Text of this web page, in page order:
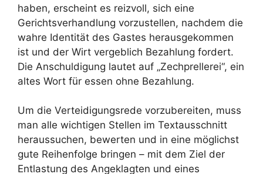
haben, erscheint es reizvoll, sich eine
Gerichtsverhandlung vorzustellen, nachdem die
wahre Identität des Gastes herausgekommen
ist und der Wirt vergeblich Bezahlung fordert.
Die Anschuldigung lautet auf „Zechprellerei“, ein
altes Wort für essen ohne Bezahlung.
Um die Verteidigungsrede vorzubereiten, muss
man alle wichtigen Stellen im Textausschnitt
heraussuchen, bewerten und in eine möglichst
gute Reihenfolge bringen – mit dem Ziel der
Entlastung des Angeklagten und eines